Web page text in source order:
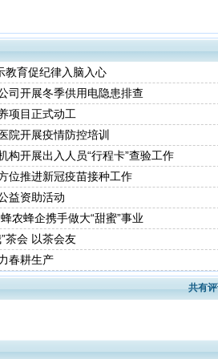
教育促纪律入脑入心
司开展冬季供用电隐患排查
项目正式动工
院开展疫情防控培训
构开展出入人员“行程卡”查验工作
位推进新冠疫苗接种工作
益资助活动
农蜂企携手做大“甜蜜”事业
茶会 以茶会友
春耕生产
共有